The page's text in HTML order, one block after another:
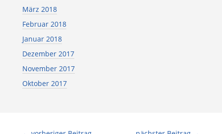
März 2018
Februar 2018
Januar 2018
Dezember 2017
November 2017
Oktober 2017